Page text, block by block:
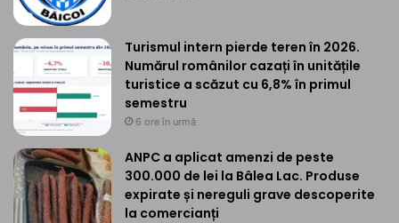
Turismul intern pierde teren în 2026.
Numărul românilor cazați în unitățile
turistice a scăzut cu 6,8% în primul
semestru
6 ore în urmă
ANPC a aplicat amenzi de peste
300.000 de lei la Bâlea Lac. Produse
expirate și nereguli grave descoperite
la comercianți